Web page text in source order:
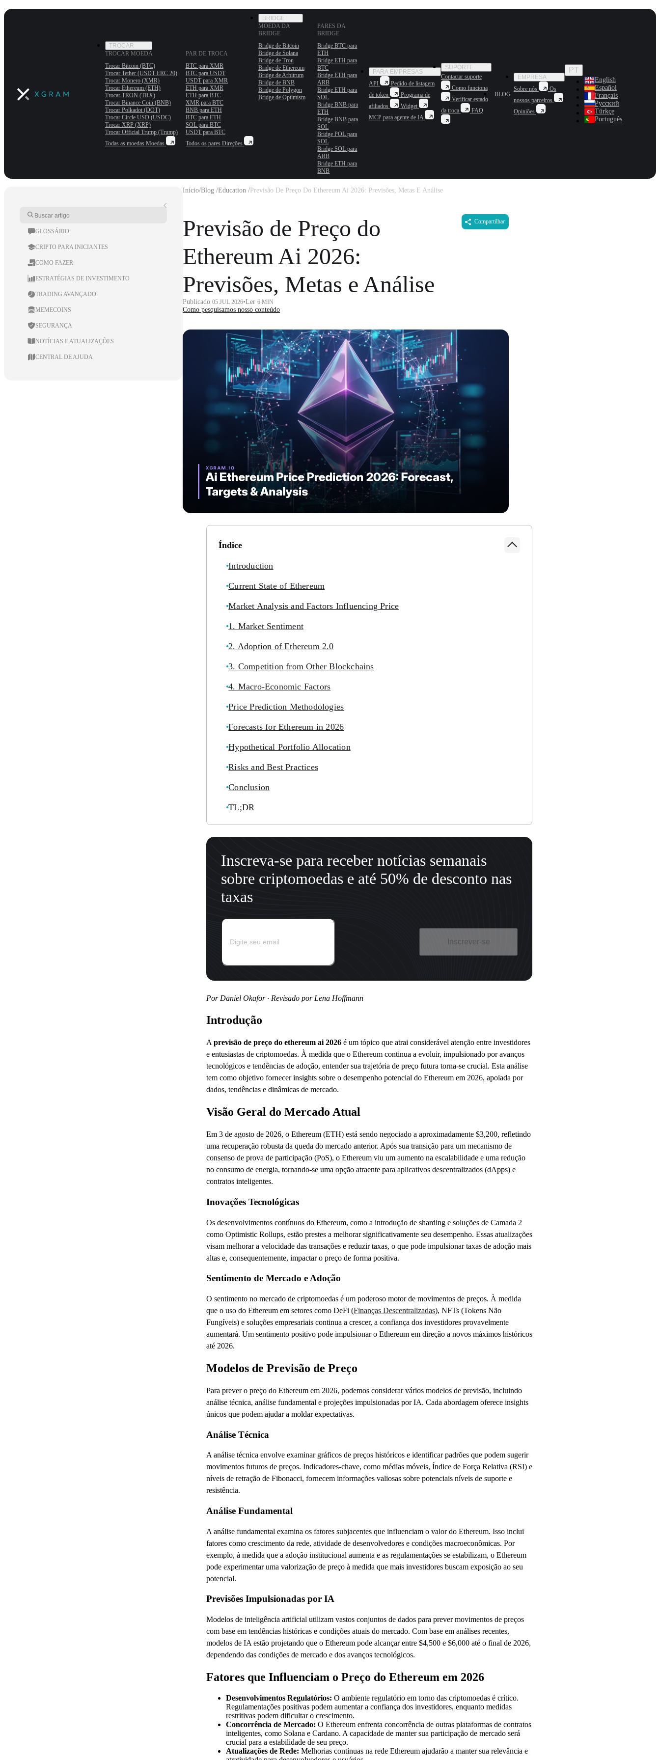
TROCAR
TROCAR MOEDA
Trocar Bitcoin (BTC)
Trocar Tether (USDT ERС 20)
Trocar Monero (XMR)
Trocar Ethereum (ETH)
Trocar TRON (TRX)
Trocar Binance Coin (BNB)
Trocar Polkadot (DOT)
Trocar Circle USD (USDC)
Trocar XRP (XRP)
Trocar Official Trump (Trump)
Todas as moedas Moedas
PAR DE TROCA
BTC para XMR
BTC para USDT
USDT para XMR
ETH para XMR
ETH para BTC
XMR para BTC
BNB para ETH
BTC para ETH
SOL para BTC
USDT para BTC
Todos os pares Direções
BRIDGE
MOEDA DA
BRIDGE
Bridge de Bitcoin
Bridge de Solana
Bridge de Tron
Bridge de Ethereum
Bridge de Arbitrum
Bridge de BNB
Bridge de Polygon
Bridge de Optimism
PARES DA
BRIDGE
Bridge BTC para
ETH
Bridge ETH para
BTC
Bridge ETH para
ARB
Bridge ETH para
SOL
Bridge BNB para
ETH
Bridge BNB para
SOL
Bridge POL para
SOL
Bridge SOL para
ARB
Bridge ETH para
BNB
PARA EMPRESAS
API
Pedido de listagem
de token
Programa de
afiliados
Widget
MCP para agente de IA
SUPORTE
Contactar suporte
Como funciona
Verificar estado
da troca
FAQ
BLOG
EMPRESA
Sobre nós
Os
nossos parceiros
Opiniões
PT
English
Español
Français
Русский
Türkçe
Português
GLOSSÁRIO
CRIPTO PARA INICIANTES
COMO FAZER
ESTRATÉGIAS DE INVESTIMENTO
TRADING AVANÇADO
MEMECOINS
SEGURANÇA
NOTÍCIAS E ATUALIZAÇÕES
CENTRAL DE AJUDA
Início/Blog /Education / Previsão De Preço Do Ethereum Ai 2026: Previsões, Metas E Análise
Previsão de Preço do
Ethereum Ai 2026:
Previsões, Metas e Análise
Compartilhar
Publicado 05 JUL 2026•Ler 6 MIN
Como pesquisamos nosso conteúdo
Índice
Introduction
Current State of Ethereum
Market Analysis and Factors Influencing Price
1. Market Sentiment
2. Adoption of Ethereum 2.0
3. Competition from Other Blockchains
4. Macro-Economic Factors
Price Prediction Methodologies
Forecasts for Ethereum in 2026
Hypothetical Portfolio Allocation
Risks and Best Practices
Conclusion
TL;DR
Inscreva-se para receber notícias semanais
sobre criptomoedas e até 50% de desconto nas
taxas
Inscrever-se
Por Daniel Okafor · Revisado por Lena Hoffmann
Introdução
Aprevisão de preço do ethereum ai 2026 é um tópico que atrai considerável atenção entre investidores
e entusiastas de criptomoedas. À medida que o Ethereum continua a evoluir, impulsionado por avanços
tecnológicos e tendências de adoção, entender sua trajetória de preço futura torna-se crucial. Esta análise
tem como objetivo fornecer insights sobre o desempenho potencial do Ethereum em 2026, apoiada por
dados, tendências e dinâmicas de mercado.
Visão Geral do Mercado Atual
Em 3 de agosto de 2026, o Ethereum (ETH) está sendo negociado a aproximadamente $3,200, refletindo
uma recuperação robusta da queda do mercado anterior. Após sua transição para um mecanismo de
consenso de prova de participação (PoS), o Ethereum viu um aumento na escalabilidade e uma redução
no consumo de energia, tornando-se uma opção atraente para aplicativos descentralizados (dApps) e
contratos inteligentes.
Inovações Tecnológicas
Os desenvolvimentos contínuos do Ethereum, como a introdução de sharding e soluções de Camada 2
como Optimistic Rollups, estão prestes a melhorar significativamente seu desempenho. Essas atualizações
visam melhorar a velocidade das transações e reduzir taxas, o que pode impulsionar taxas de adoção mais
altas e, consequentemente, impactar o preço de forma positiva.
Sentimento de Mercado e Adoção
O sentimento no mercado de criptomoedas é um poderoso motor de movimentos de preços. À medida
que o uso do Ethereum em setores como DeFi (Finanças Descentralizadas), NFTs (Tokens Não
Fungíveis) e soluções empresariais continua a crescer, a confiança dos investidores provavelmente
aumentará. Um sentimento positivo pode impulsionar o Ethereum em direção a novos máximos históricos
até 2026.
Modelos de Previsão de Preço
Para prever o preço do Ethereum em 2026, podemos considerar vários modelos de previsão, incluindo
análise técnica, análise fundamental e projeções impulsionadas por IA. Cada abordagem oferece insights
únicos que podem ajudar a moldar expectativas.
Análise Técnica
A análise técnica envolve examinar gráficos de preços históricos e identificar padrões que podem sugerir
movimentos futuros de preços. Indicadores-chave, como médias móveis, Índice de Força Relativa (RSI) e
níveis de retração de Fibonacci, fornecem informações valiosas sobre potenciais níveis de suporte e
resistência.
Análise Fundamental
A análise fundamental examina os fatores subjacentes que influenciam o valor do Ethereum. Isso inclui
fatores como crescimento da rede, atividade de desenvolvedores e condições macroeconômicas. Por
exemplo, à medida que a adoção institucional aumenta e as regulamentações se estabilizam, o Ethereum
pode experimentar uma valorização de preço à medida que mais investidores buscam exposição ao seu
potencial.
Previsões Impulsionadas por IA
Modelos de inteligência artificial utilizam vastos conjuntos de dados para prever movimentos de preços
com base em tendências históricas e condições atuais do mercado. Com base em análises recentes,
modelos de IA estão projetando que o Ethereum pode alcançar entre $4,500 e $6,000 até o final de 2026,
dependendo das condições de mercado e dos avanços tecnológicos.
Fatores que Influenciam o Preço do Ethereum em 2026
Desenvolvimentos Regulatórios: O ambiente regulatório em torno das criptomoedas é crítico.
Regulamentações positivas podem aumentar a confiança dos investidores, enquanto medidas
restritivas podem dificultar o crescimento.
Concorrência de Mercado: O Ethereum enfrenta concorrência de outras plataformas de contratos
inteligentes, como Solana e Cardano. A capacidade de manter sua participação de mercado será
crucial para a estabilidade de seu preço.
Atualizações de Rede: Melhorias contínuas na rede Ethereum ajudarão a manter sua relevância e